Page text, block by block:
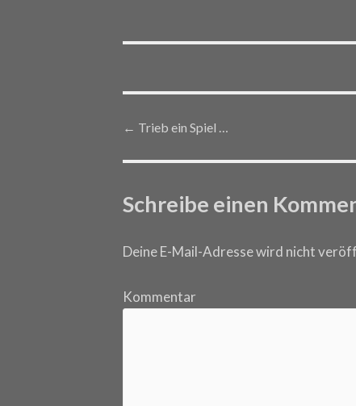
Post navigation
← Trieb ein Spiel …
Schreibe einen
Deine E-Mail-Adresse wird nicht
Kommentar